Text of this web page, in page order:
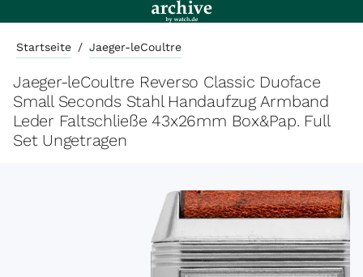
Startseite / Jaeger-leCoultre
Jaeger-leCoultre Reverso Classic Duoface
Small Seconds Stahl Handaufzug Armband
Leder Faltschließe 43x26mm Box&Pap. Full
Set Ungetragen